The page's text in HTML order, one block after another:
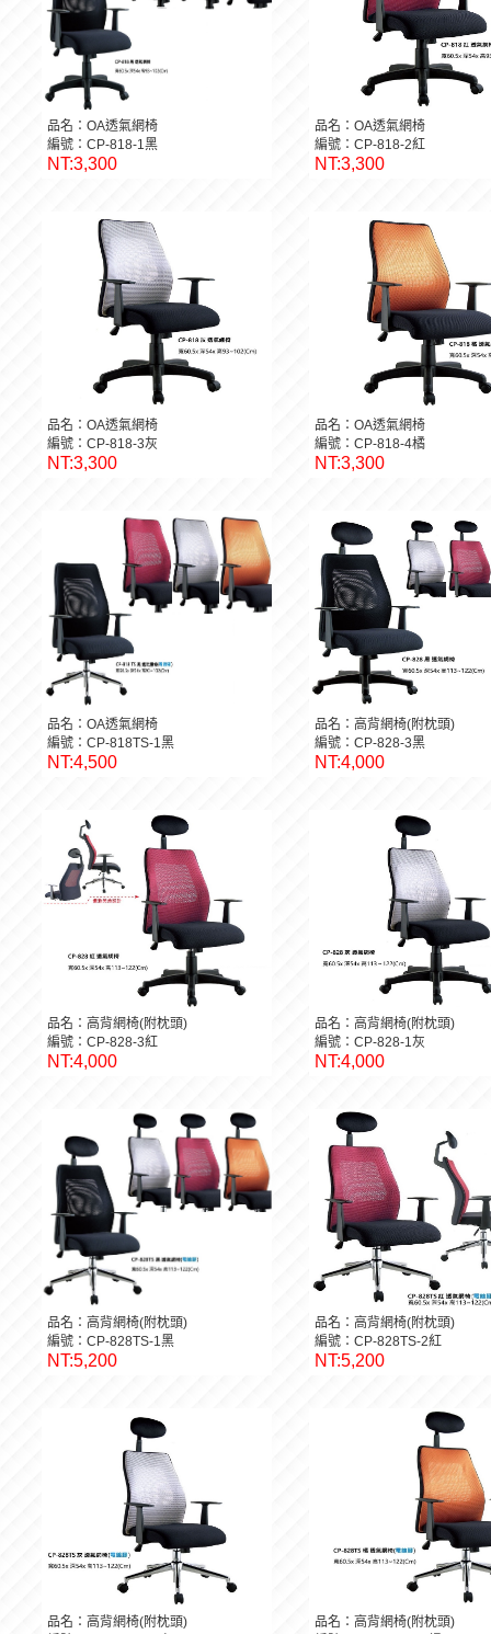
品名：OA透氣網椅
編號：CP-818-1黑
NT:3,300
品名：OA透氣網椅
編號：CP-818-2紅
NT:3,300
品名：OA透氣網椅
編號：CP-818-3灰
NT:3,300
品名：OA透氣網椅
編號：CP-818-4橘
NT:3,300
品名：OA透氣網椅
編號：CP-818TS-1黑
NT:4,500
品名：高背網椅(附枕頭)
編號：CP-828-3黑
NT:4,000
品名：高背網椅(附枕頭)
編號：CP-828-3紅
NT:4,000
品名：高背網椅(附枕頭)
編號：CP-828-1灰
NT:4,000
品名：高背網椅(附枕頭)
編號：CP-828TS-1黑
NT:5,200
品名：高背網椅(附枕頭)
編號：CP-828TS-2紅
NT:5,200
品名：高背網椅(附枕頭)
品名：高背網椅(附枕頭)